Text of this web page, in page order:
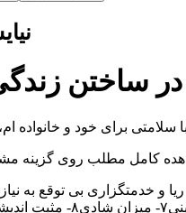
۶-
در ساختن
۷- میزان شادی ۸- مثبت اندیشی و دقت